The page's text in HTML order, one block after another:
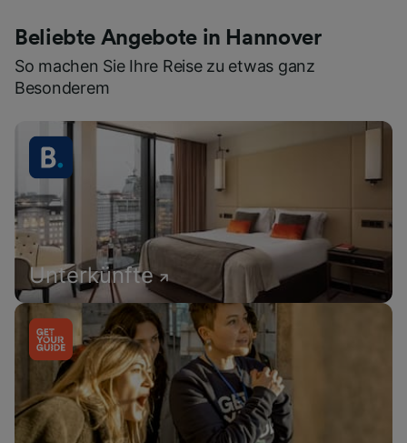
Beliebte Angebote in Hannover
So machen Sie Ihre Reise zu etwas ganz
Besonderem
Unterkünfte